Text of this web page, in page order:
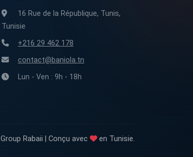
16 Rue de la République, Tunis,
Tunisie
+216 29 462 178
contact@baniola.tn
Lun - Ven : 9h - 18h
Group Rabaii | Conçu avec en Tunisie.